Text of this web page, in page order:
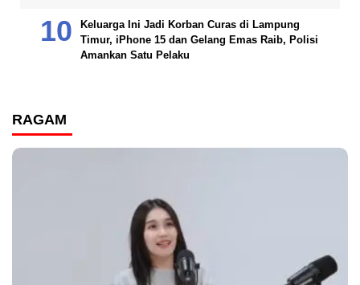
Keluarga Ini Jadi Korban Curas di Lampung
Timur, iPhone 15 dan Gelang Emas Raib, Polisi
Amankan Satu Pelaku
RAGAM